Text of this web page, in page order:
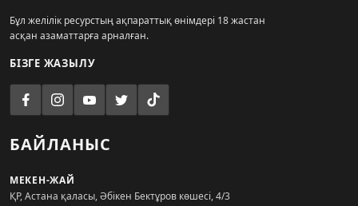
Бұл желілік ресурстың ақпараттық өнімдері 18 жастан
асқан азаматтарға арналған.
БІЗГЕ ЖАЗЫЛУ
БАЙЛАНЫС
МЕКЕН-ЖАЙ
ҚР, Астана қаласы, Әбікен Бектұров көшесі, 4/3